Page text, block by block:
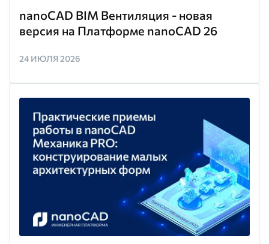
nanoCAD BIM Вентиляция - новая
версия на Платформе nanoCAD 26
24 ИЮЛЯ 2026